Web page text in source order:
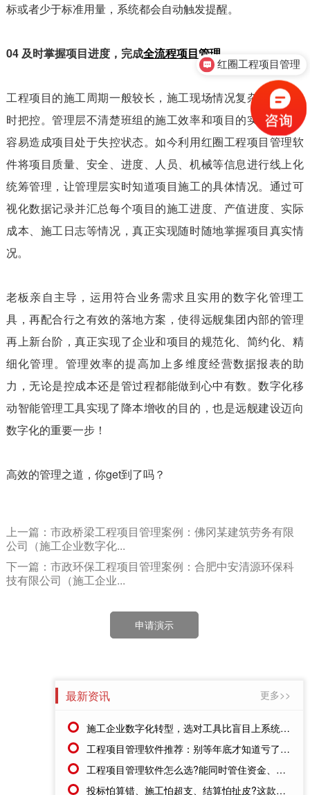
标或者少于标准用量，系统都会自动触发提醒。
04 及时掌握项目进度，完成全流程项目管理
工程项目的施工周期一般较长，施工现场情况复杂，难以实
时把控。管理层不清楚班组的施工效率和项目的实际进度，
容易造成项目处于失控状态。如今利用红圈工程项目管理软
件将项目质量、安全、进度、人员、机械等信息进行线上化
统筹管理，让管理层实时知道项目施工的具体情况。通过可
视化数据记录并汇总每个项目的施工进度、产值进度、实际
成本、施工日志等情况，真正实现随时随地掌握项目真实情
况。
老板亲自主导，运用符合业务需求且实用的数字化管理工
具，再配合行之有效的落地方案，使得远舰集团内部的管理
再上新台阶，真正实现了企业和项目的规范化、简约化、精
细化管理。管理效率的提高加上多维度经营数据报表的助
力，无论是控成本还是管过程都能做到心中有数。数字化移
动智能管理工具实现了降本增收的目的，也是远舰建设迈向
数字化的重要一步！
高效的管理之道，你get到了吗？
上一篇：市政桥梁工程项目管理案例：佛冈某建筑劳务有限
公司（施工企业数字化...
下一篇：市政环保工程项目管理案例：合肥中安清源环保科
技有限公司（施工企业...
申请演示
最新资讯 更多>>
施工企业数字化转型，选对工具比盲目上系统更重要
工程项目管理软件推荐：别等年底才知道亏了!这套系统让每一分钱都有迹可循
工程项目管理软件怎么选?能同时管住资金、成本、进度的才靠谱
投标怕算错、施工怕超支、结算怕扯皮?这款施工成本管理系统一招全解决
红圈工程项目管理
售前咨询